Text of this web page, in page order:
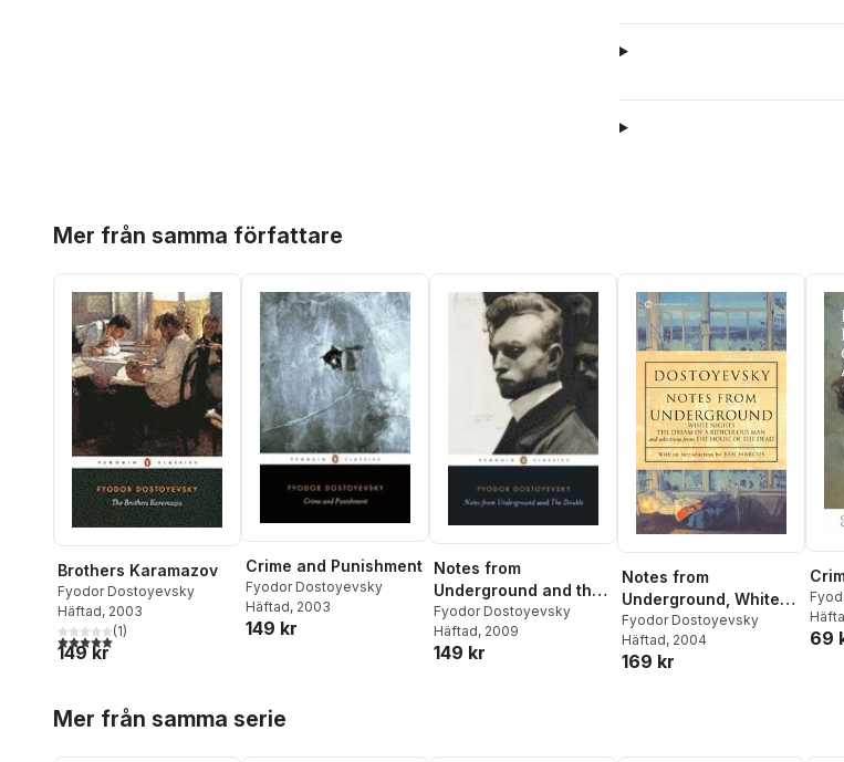
Mer från samma författare
Brothers Karamazov
Fyodor Dostoyevsky
Häftad, 2003
5,0utav 5 stjärnor. Totalt antal röster:
(1)
149 kr
Crime and Punishment
Fyodor Dostoyevsky
Häftad, 2003
149 kr
Notes from
Underground and the
Double
Fyodor Dostoyevsky
Häftad, 2009
149 kr
Notes from
Underground, White
Nights, The Dream of
a Ridiculous Man and
House of the Dead
Fyodor Dostoyevsky
Häftad, 2004
169 kr
69
Mer från samma serie